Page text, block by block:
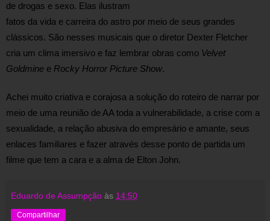
de drogas e sexo. Elas ilustram
fatos da vida e carreira do astro por meio de seus grandes
clássicos. São nesses musicais que o diretor Dexter Fletcher
cria um clima imersivo e faz lembrar obras como Velvet
Goldmine e Rocky Horror Picture Show.
Achei muito criativa e corajosa a solução do roteiro de narrar por
meio de uma reunião de AA toda a vulnerabilidade, a crise com a
sexualidade, a relação abusiva do empresário e amante, seus
enlaces familiares e fazer através desse ponto de partida um
filme que tem a cara e a alma de Elton John.
Eduardo de Assumpção às 14:50
Compartilhar